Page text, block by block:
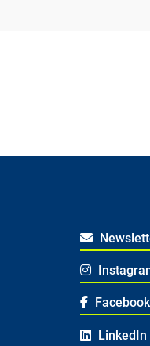
Facebook
LinkedIn